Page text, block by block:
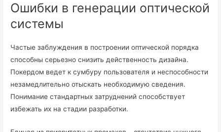
Ошибки в генерации оптической
системы
Частые заблуждения в построении оптической порядка
способны серьезно снизить действенность дизайна.
Покердом ведет к сумбуру пользователя и неспособности
незамедлительно отыскать необходимую сведения.
Понимание стандартных затруднений способствует
избежать их на стадии разработки.